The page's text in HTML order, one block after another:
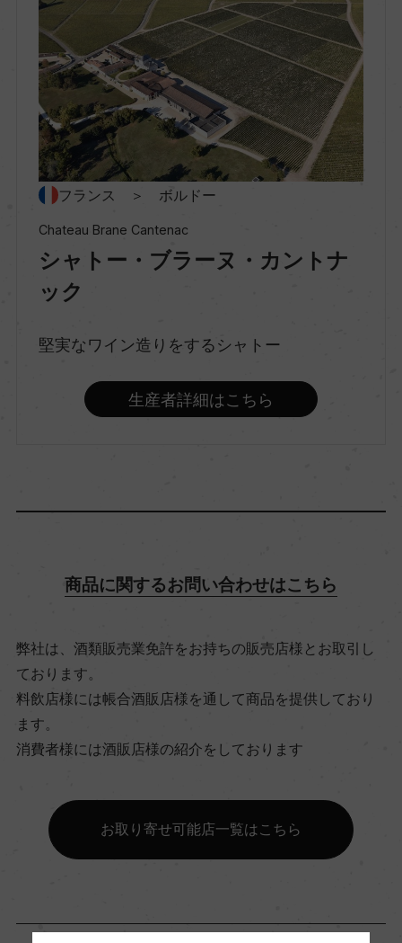
地区名
オー・メドック
村名
種類
スティルワイン
味わい
セミヨン 53%/ソーヴィニヨン・ブラン 47%
ビオ情報・認証機関
サステナブル農法, HVE
有機JAS認証
コンクール入賞歴
海外ワイン専門誌評価歴
フランス ＞ ボルドー
Chateau Brane Cantenac
シャトー・ブラーヌ・カントナ
ック
堅実なワイン造りをするシャトー
生産者詳細はこちら
商品に関するお問い合わせはこちら
弊社は、酒類販売業免許をお持ちの販売店様とお取引し
ております。
料飲店様には帳合酒販店様を通して商品を提供しており
ます。
消費者様には酒販店様の紹介をしております
お取り寄せ可能店一覧はこちら